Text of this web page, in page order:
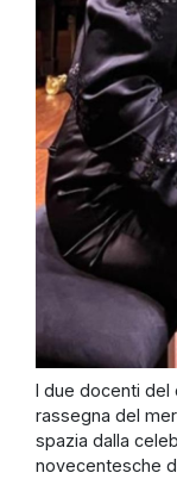
I due docenti del
rassegna del
spazia dalla
novecentesche